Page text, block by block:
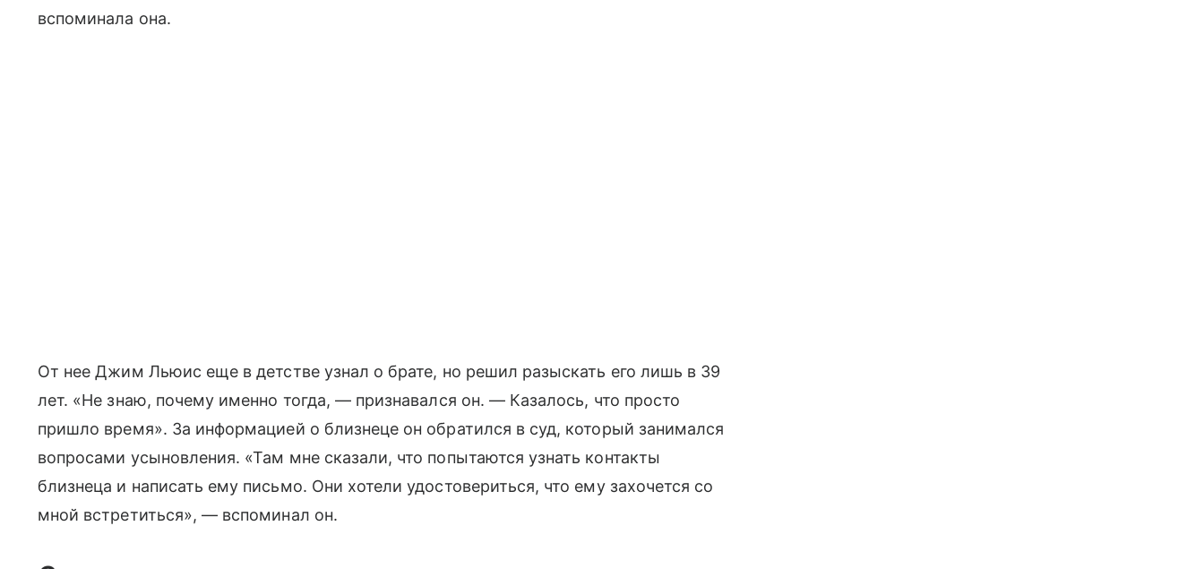
вспоминала она.
От нее Джим Льюис еще в детстве узнал о брате, но решил разыскать его лишь в 39
лет. «Не знаю, почему именно тогда, — признавался он. — Казалось, что просто
пришло время». За информацией о близнеце он обратился в суд, который занимался
вопросами усыновления. «Там мне сказали, что попытаются узнать контакты
близнеца и написать ему письмо. Они хотели удостовериться, что ему захочется со
мной встретиться», — вспоминал он.